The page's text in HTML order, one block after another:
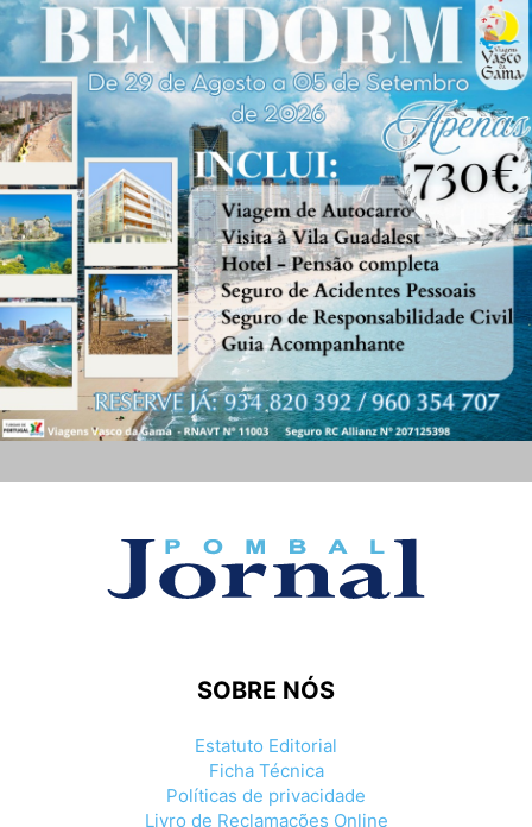
SOBRE NÓS
Estatuto Editorial
Ficha Técnica
Políticas de privacidade
Livro de Reclamações Online